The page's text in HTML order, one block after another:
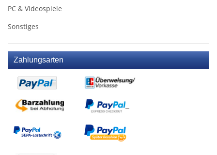
PC & Videospiele
Sonstiges
Zahlungsarten